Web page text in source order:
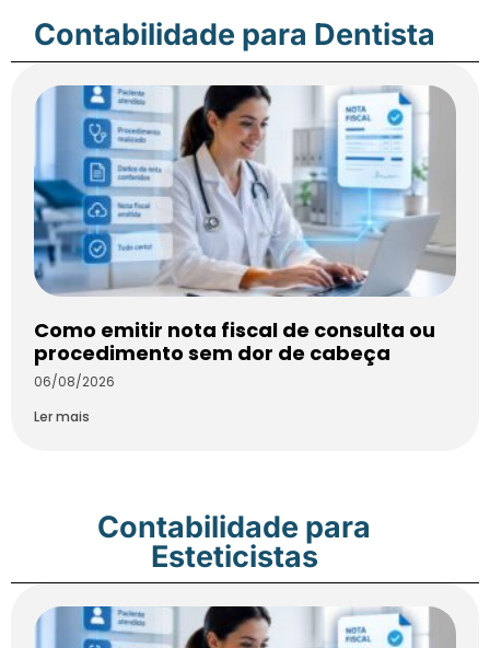
Contabilidade para Dentista
Como emitir nota fiscal de consulta ou
procedimento sem dor de cabeça
06/08/2026
Ler mais
Contabilidade para
Esteticistas